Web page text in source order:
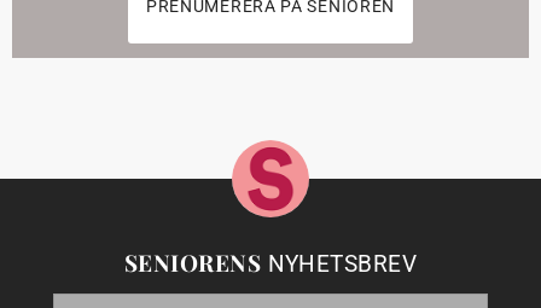
PRENUMERERA PÅ SENIOREN
SENIORENS NYHETSBREV